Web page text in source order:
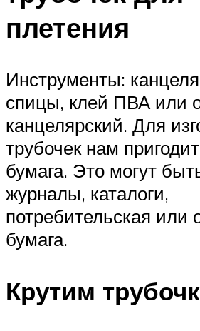
плетения
Инструменты:
спицы, клей ПВА или
канцелярский. Для
трубочек нам
бумага. Это могут
журналы, каталоги,
потребительская или
бумага.
Крутим